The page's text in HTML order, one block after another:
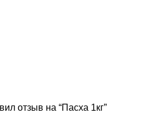
отзыв на “Пасха 1кг”